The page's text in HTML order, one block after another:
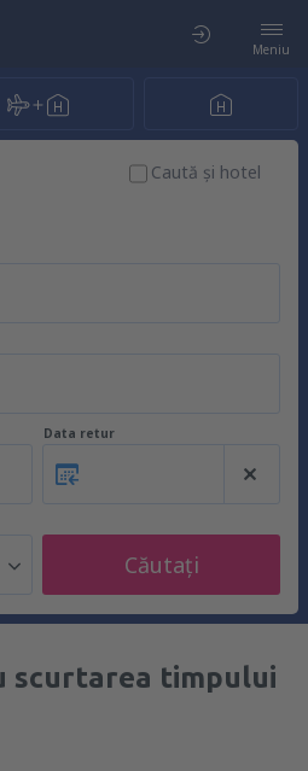
Meniu
Caută şi hotel
Data retur
Căutați
scurtarea timpului